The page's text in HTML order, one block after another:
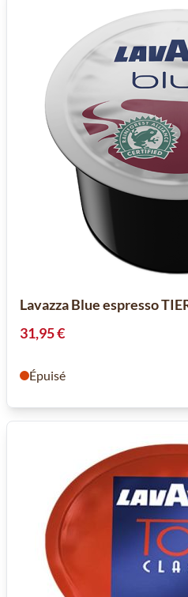
Lavazza Blue espresso
31,95 €
Épuisé